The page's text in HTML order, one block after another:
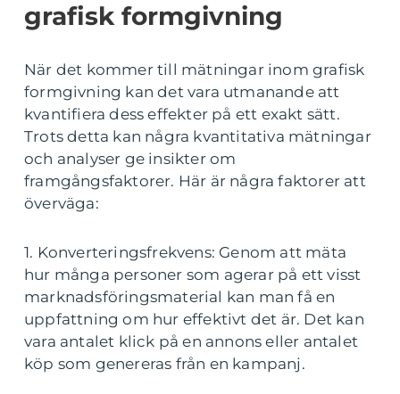
grafisk formgivning
När det kommer till mätningar inom grafisk
formgivning kan det vara utmanande att
kvantifiera dess effekter på ett exakt sätt.
Trots detta kan några kvantitativa mätningar
och analyser ge insikter om
framgångsfaktorer. Här är några faktorer att
överväga:
1. Konverteringsfrekvens: Genom att mäta
hur många personer som agerar på ett visst
marknadsföringsmaterial kan man få en
uppfattning om hur effektivt det är. Det kan
vara antalet klick på en annons eller antalet
köp som genereras från en kampanj.